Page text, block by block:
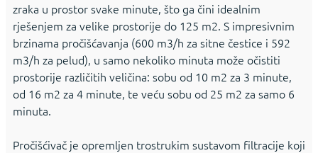
zraka u prostor svake minute, što ga čini idealnim
rješenjem za velike prostorije do 125 m2. S impresivnim
brzinama pročišćavanja (600 m3/h za sitne čestice i 592
m3/h za pelud), u samo nekoliko minuta može očistiti
prostorije različitih veličina: sobu od 10 m2 za 3 minute,
od 16 m2 za 4 minute, te veću sobu od 25 m2 za samo 6
minuta.
Pročišćivač je opremljen trostrukim sustavom filtracije koji